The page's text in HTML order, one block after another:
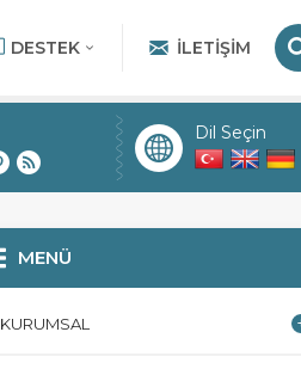
DESTEK İLETIŞIM
Dil Seçin
MENÜ
KURUMSAL